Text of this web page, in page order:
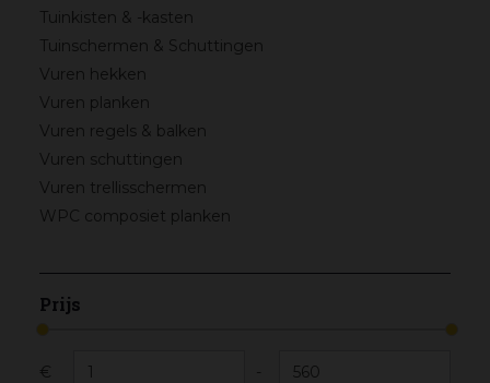
Tuinkisten & -kasten
Tuinschermen & Schuttingen
Vuren hekken
Vuren planken
Vuren regels & balken
Vuren schuttingen
Vuren trellisschermen
WPC composiet planken
Prijs
€ -